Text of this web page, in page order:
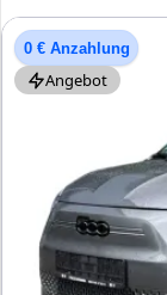
0 € Anzahlung
Angebot